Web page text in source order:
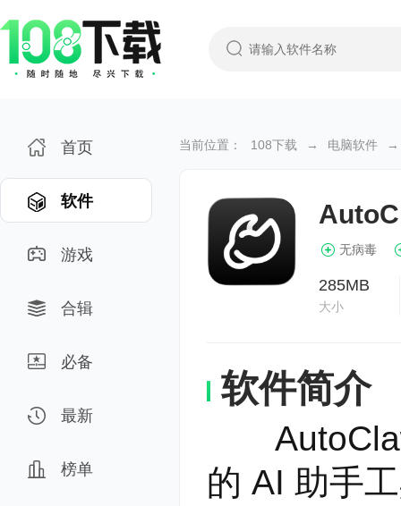
首页
软件
游戏
合辑
必备
最新
榜单
当前位置： 108下载 → 电脑软件 →
无病毒
285MB
大小
软件简介
的 AI 助手